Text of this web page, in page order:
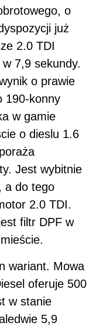
o
już
2.0 TDI
7,9 sekundy.
o prawie
190-konny
w gamie
o dieslu 1.6
Jest wybitnie
a do tego
2.0 TDI.
filtr DPF w
wariant. Mowa
oferuje 500
w stanie
5,9